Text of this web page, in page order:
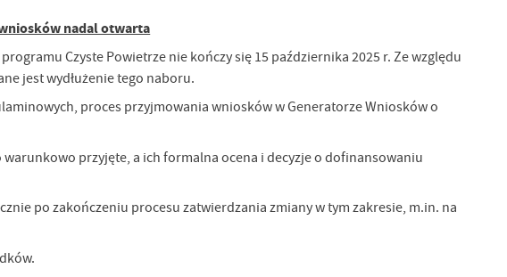
nadal otwarta
Czyste Powietrze nie kończy się 15 października 2025 r. Ze względu
jest wydłużenie tego naboru.
proces przyjmowania wniosków w Generatorze Wniosków o
przyjęte, a ich formalna ocena i decyzje o dofinansowaniu
po zakończeniu procesu zatwierdzania zmiany w tym zakresie, m.in. na